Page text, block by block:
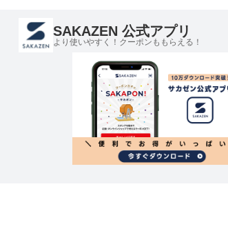
SAKAZEN 公式アプリ
より使いやすく！クーポンももらえる！